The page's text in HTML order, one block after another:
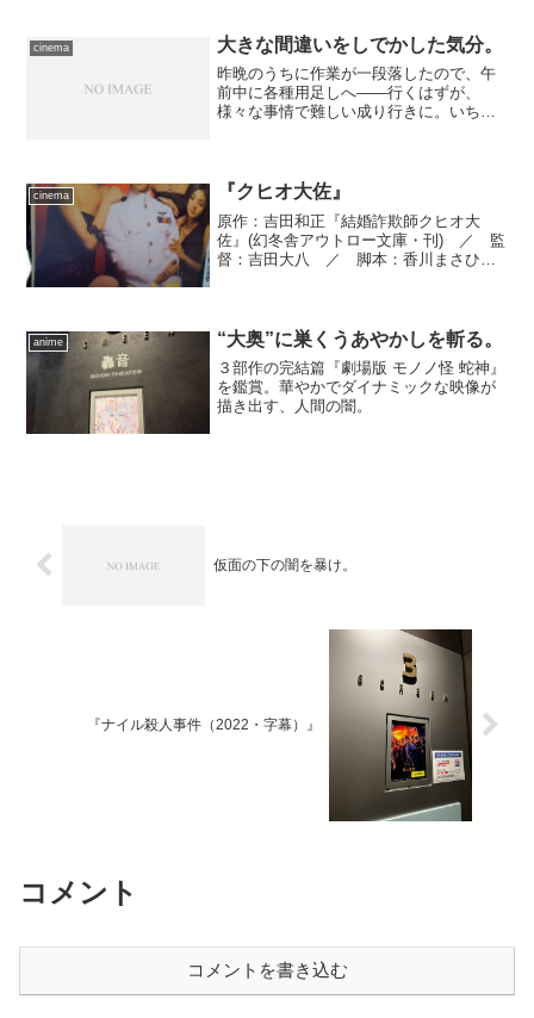
cinema 大きな間違いをしでかした気分。
昨晩のうちに作業が一段落したので、午
前中に各種用足しへ――行くはずが、
様々な事情で難しい成り行きに。いちば
つけである西新井の劇場まで...
cinema 『クヒオ大佐』
原作：吉田和正『結婚詐欺師クヒオ大
佐』(幻冬舎アウトロー文庫・刊) ／ 監
督：吉田大八 ／ 脚本：香川まさひ
ソシエイトプロデューサー...
anime “大奥”に巣くうあやかしを斬る。
３部作の完結篇『劇場版 モノノ怪 蛇神』
を鑑賞。華やかでダイナミックな映像が
描き出す、人間の闇。
仮面の下の闇を暴け。
『ナイル殺人事件（2022・字幕）』
コメント
コメントを書き込む